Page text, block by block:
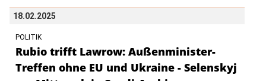
18.02.2025
POLITIK
Rubio trifft Lawrow: Außenminister-
Treffen ohne EU und Ukraine - Selenskyj